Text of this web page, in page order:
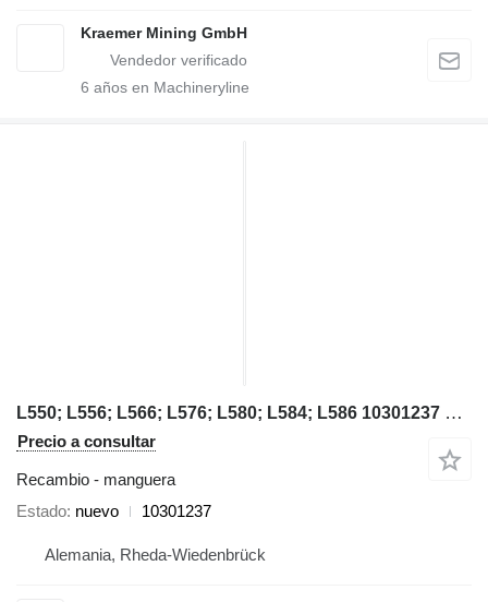
Kraemer Mining GmbH
6 años en Machineryline
L550; L556; L566; L576; L580; L584; L586 10301237 manguera para Liebherr L550; L556; L566; L576; L580; L584; L586 cargadora de ruedas
Precio a consultar
Recambio - manguera
Estado nuevo 10301237
Alemania, Rheda-Wiedenbrück